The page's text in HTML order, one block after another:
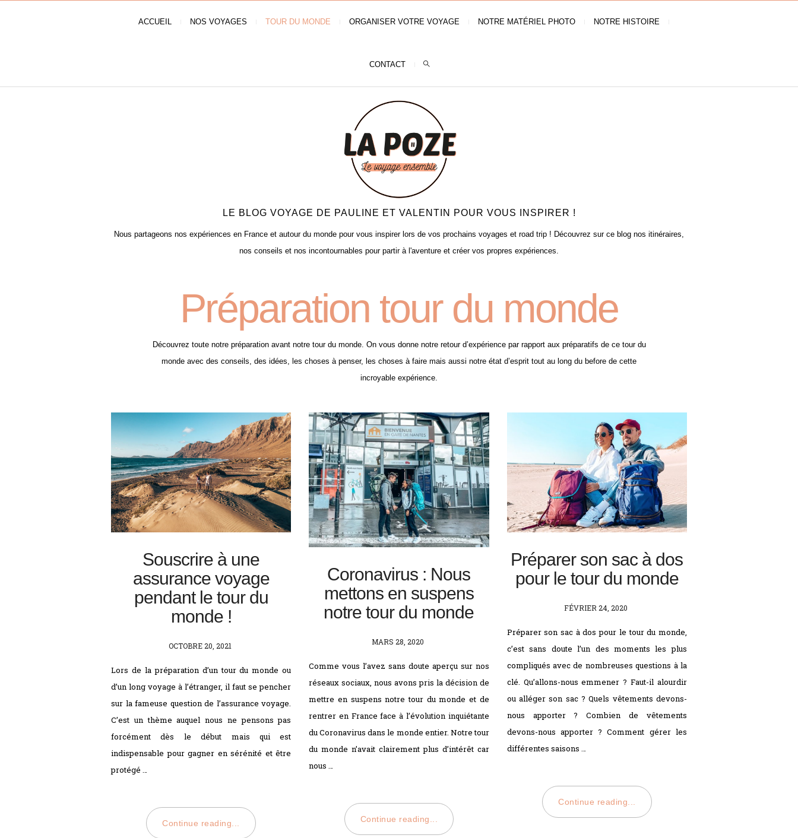
ACCUEIL NOS VOYAGES TOUR DU MONDE ORGANISER VOTRE VOYAGE NOTRE MATÉRIEL PHOTO NOTRE HISTOIRE
CONTACT
LE BLOG VOYAGE DE PAULINE ET VALENTIN POUR VOUS INSPIRER !
Nous partageons nos expériences en France et autour du monde pour vous inspirer lors de vos prochains voyages et road trip ! Découvrez sur ce blog nos itinéraires,
nos conseils et nos incontournables pour partir à l'aventure et créer vos propres expériences.
Préparation tour du monde
Découvrez toute notre préparation avant notre tour du monde. On vous donne notre retour d’expérience par rapport aux préparatifs de ce tour du
monde avec des conseils, des idées, les choses à penser, les choses à faire mais aussi notre état d’esprit tout au long du before de cette
incroyable expérience.
Souscrire à une
assurance voyage
pendant le tour du
monde !
POSTED
OCTOBRE 20, 2021
Lors de la préparation d’un tour du monde ou
d’un long voyage à l’étranger, il faut se pencher
sur la fameuse question de l’assurance voyage.
C’est un thème auquel nous ne pensons pas
forcément dès le début mais qui est
indispensable pour gagner en sérénité et être
protégé …
Continue reading...
Coronavirus : Nous
mettons en suspens
notre tour du monde
POSTED
MARS 28, 2020
Comme vous l’avez sans doute aperçu sur nos
réseaux sociaux, nous avons pris la décision de
mettre en suspens notre tour du monde et de
rentrer en France face à l’évolution inquiétante
du Coronavirus dans le monde entier. Notre tour
du monde n’avait clairement plus d’intérêt car
nous …
Continue reading...
Préparer son sac à dos
pour le tour du monde
POSTED
FÉVRIER 24, 2020
Préparer son sac à dos pour le tour du monde,
c’est sans doute l’un des moments les plus
compliqués avec de nombreuses questions à la
clé. Qu’allons-nous emmener ? Faut-il alourdir
ou alléger son sac ? Quels vêtements devons-
nous apporter ? Combien de vêtements
devons-nous apporter ? Comment gérer les
différentes saisons …
Continue reading...